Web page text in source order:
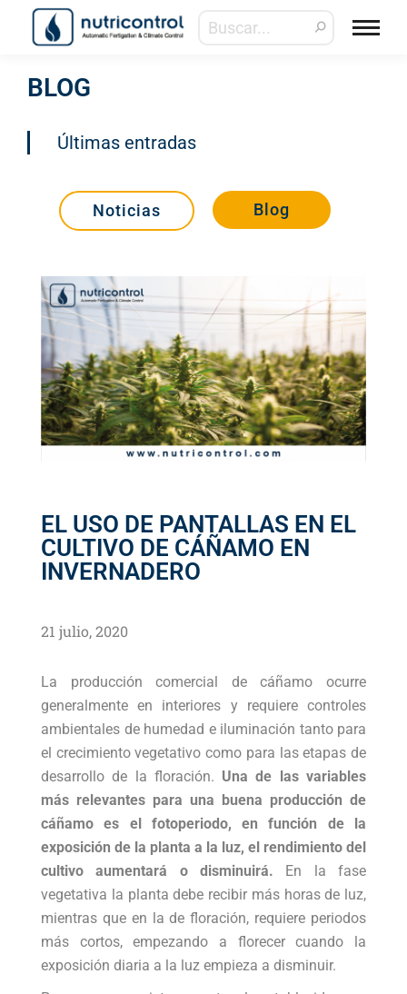
BLOG
Últimas entradas
Noticias Blog
EL USO DE PANTALLAS EN EL
CULTIVO DE CÁÑAMO EN
INVERNADERO
21 julio, 2020
La producción comercial de cáñamo ocurre
generalmente en interiores y requiere controles
ambientales de humedad e iluminación tanto para
el crecimiento vegetativo como para las etapas de
desarrollo de la floración. Una de las variables
más relevantes para una buena producción de
cáñamo es el fotoperiodo, en función de la
exposición de la planta a la luz, el rendimiento del
cultivo aumentará o disminuirá. En la fase
vegetativa la planta debe recibir más horas de luz,
mientras que en la de floración, requiere periodos
más cortos, empezando a florecer cuando la
exposición diaria a la luz empieza a disminuir.